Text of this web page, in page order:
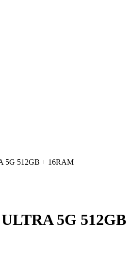
5G 512GB + 16RAM
5G 512GB